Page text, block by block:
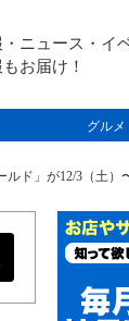
ニュース・イ
お届け！
グルメ
ド」が12/3（土）